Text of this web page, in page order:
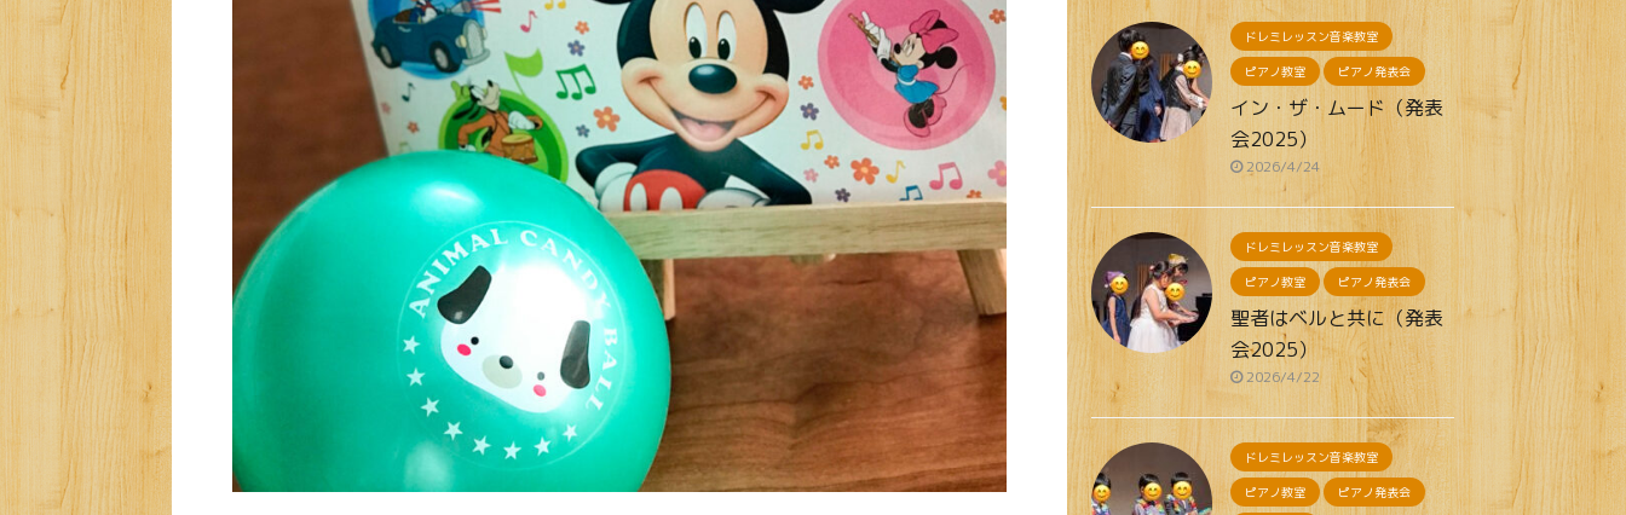
ドレミレッスン音楽教室
ピアノ教室 ピアノ発表会
イン・ザ・ムード（発表
会2025）
2026/4/24
ドレミレッスン音楽教室
ピアノ教室 ピアノ発表会
聖者はベルと共に（発表
会2025）
2026/4/22
ドレミレッスン音楽教室
ピアノ教室 ピアノ発表会